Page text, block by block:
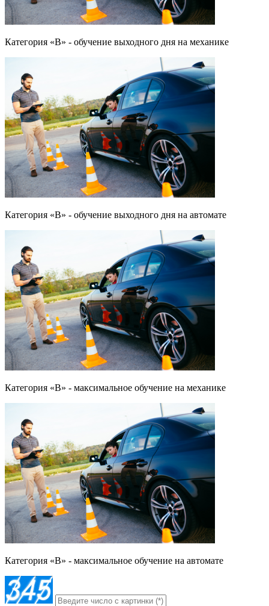
Категория «B» - обучение выходного дня на механике
Категория «B» - обучение выходного дня на автомате
Категория «B» - максимальное обучение на механике
Категория «B» - максимальное обучение на автомате